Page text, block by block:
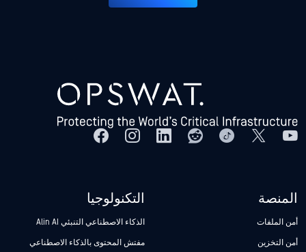
المنصة
أمن الملفات
أمن التخزين
التكنولوجيا
الذكاء الاصطناعي التنبئي Alin AI
مفتش المحتوى بالذكاء الاصطناعي